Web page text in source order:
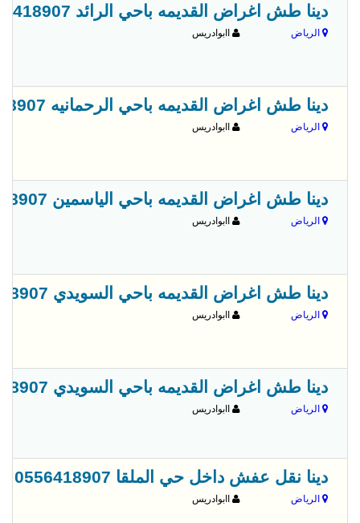
دينا طش اغراض القديمه باحي الرائد 0556418907
الرياض اابوادريس
دينا طش اغراض القديمه باحي الرحمانيه 0556418907
الرياض اابوادريس
دينا طش اغراض القديمه باحي الياسمين 0556418907
الرياض اابوادريس
دينا طش اغراض القديمه باحي السويدي 0556418907
الرياض اابوادريس
دينا طش اغراض القديمه باحي السويدي 0556418907
الرياض اابوادريس
دينا نقل عفش داخل حي الملقا 0556418907
الرياض اابوادريس